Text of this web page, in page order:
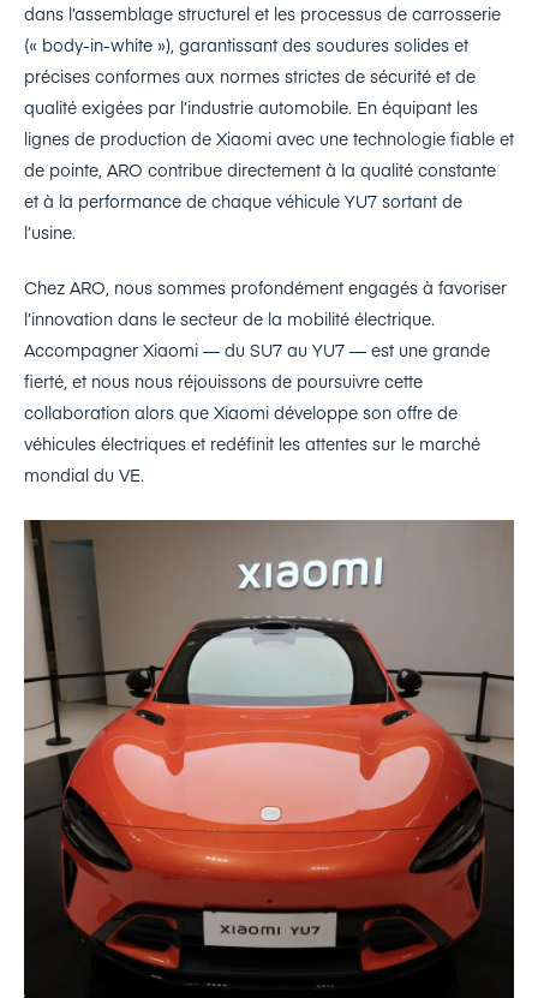
dans l’assemblage structurel et les processus de carrosserie
(« body-in-white »), garantissant des soudures solides et
précises conformes aux normes strictes de sécurité et de
qualité exigées par l’industrie automobile. En équipant les
lignes de production de Xiaomi avec une technologie fiable et
de pointe, ARO contribue directement à la qualité constante
et à la performance de chaque véhicule YU7 sortant de
l’usine.
Chez ARO, nous sommes profondément engagés à favoriser
l’innovation dans le secteur de la mobilité électrique.
Accompagner Xiaomi — du SU7 au YU7 — est une grande
fierté, et nous nous réjouissons de poursuivre cette
collaboration alors que Xiaomi développe son offre de
véhicules électriques et redéfinit les attentes sur le marché
mondial du VE.